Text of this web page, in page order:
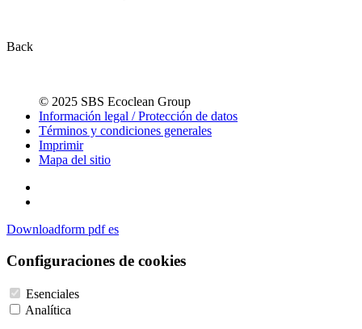
Back
© 2025 SBS Ecoclean Group
Información legal / Protección de datos
Términos y condiciones generales
Imprimir
Mapa del sitio
Downloadform pdf es
Configuraciones de cookies
Esenciales
Analítica